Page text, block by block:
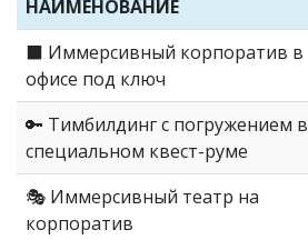
НАИМЕНОВАНИЕ
⬛️ Иммерсивный корпоратив в
офисе под ключ
🔑 Тимбилдинг с погружением в
специальном квест-руме
🎭 Иммерсивный театр на
корпоратив